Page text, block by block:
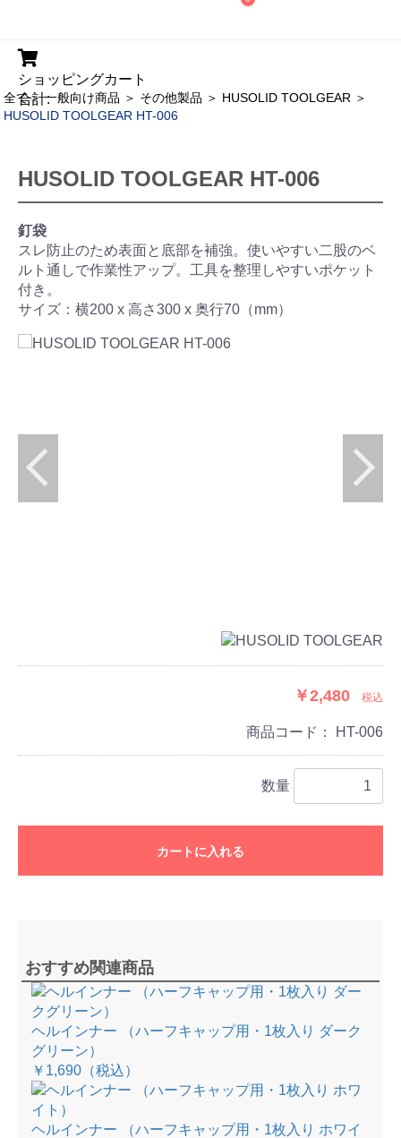
ショッピングカート
合計:
全て＞ 一般向け商品 ＞ その他製品 ＞ HUSOLID TOOLGEAR ＞
HUSOLID TOOLGEAR HT-006
HUSOLID TOOLGEAR HT-006
釘袋
スレ防止のため表面と底部を補強。使いやすい二股のベ
ルト通しで作業性アップ。工具を整理しやすいポケット
付き。
サイズ：横200 x 高さ300 x 奥行70（mm）
￥2,480 税込
商品コード： HT-006
数量
カートに入れる
おすすめ関連商品
ヘルインナー （ハーフキャップ用・1枚入り ダーク
グリーン）
￥1,690 （税込）
ヘルインナー （ハーフキャップ用・1枚入り ホワイ